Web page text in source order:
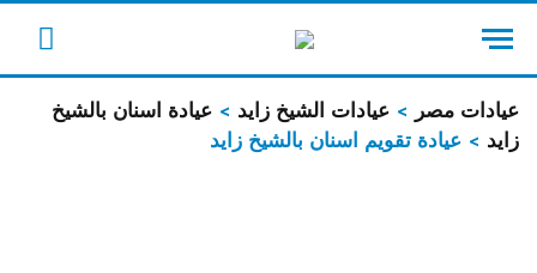
عيادات مصر > عيادات الشيخ زايد > عيادة اسنان بالشيخ
زايد > عيادة تقويم اسنان بالشيخ زايد